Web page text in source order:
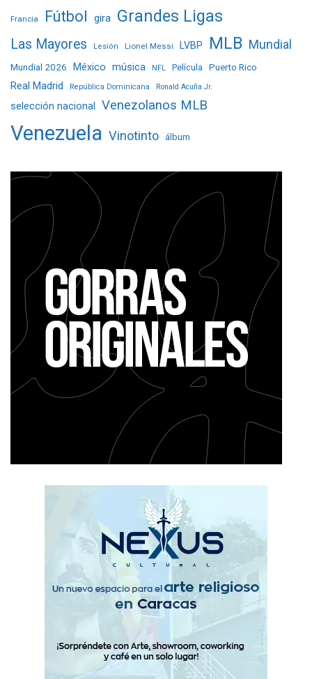
Francia Fútbol gira Grandes Ligas
Las Mayores Lesión Lionel Messi LVBP MLB Mundial
Mundial 2026 México música NFL Película Puerto Rico
Real Madrid República Dominicana Ronald Acuña Jr.
selección nacional Venezolanos MLB
Venezuela Vinotinto álbum